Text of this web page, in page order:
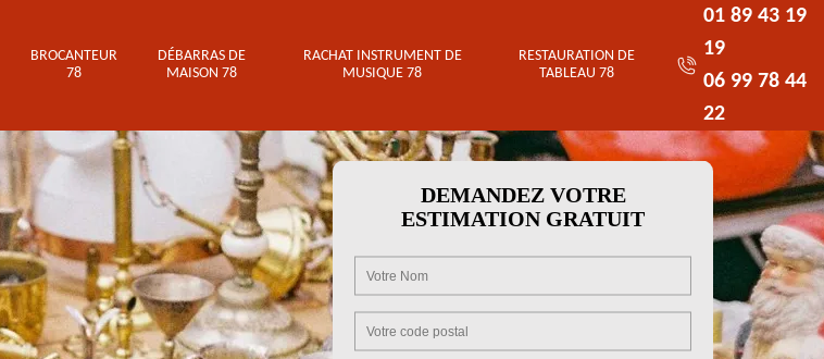
BROCANTEUR
78
DÉBARRAS DE
MAISON 78
RACHAT INSTRUMENT DE
MUSIQUE 78
RESTAURATION DE
TABLEAU 78
01 89 43 19
19
06 99 78 44
22
DEMANDEZ VOTRE
ESTIMATION GRATUIT